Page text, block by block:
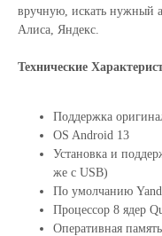
вручную, искать нужный
Алиса, Яндекс.
Технические
Поддержка
OS Android 13
Установка и
же с USB)
По умолчанию
Процессор 8 ядер
Оперативная